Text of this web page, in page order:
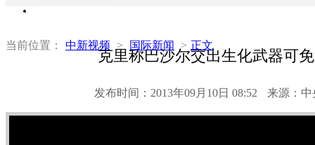
当前位置： 中新视频 > 国际新闻 > 正文
克里称巴沙尔交出生化武器可
发布时间：2013年09月10日 08:52 来源：中